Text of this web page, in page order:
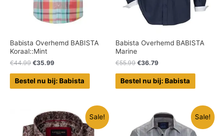
Babista Overhemd BABISTA
Koraal::Mint
€44.99 €35.99
Bestel nu bij: Babista
Babista Overhemd BABISTA
Marine
€55.99 €36.79
Bestel nu bij: Babista
Sale! Sale!